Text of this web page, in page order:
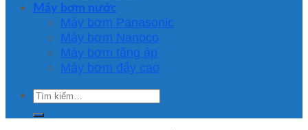
Máy bơm nước
Máy bơm Panasonic
Máy bơm Nanoco
Máy bơm tăng áp
Máy bơm đẩy cao
Tìm
kiếm: